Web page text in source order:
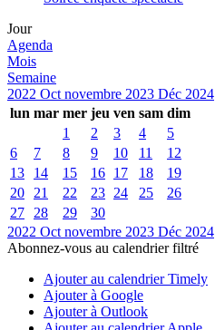
Jour
Agenda
Mois
Semaine
2022 Oct novembre 2023 Déc 2024
lun mar mer jeu ven sam dim
1
2 3 4
5
6
7 8 9 10 11
12
13
14 15 16 17 18
19
20
21 22 23 24 25
26
27
28 29
30
2022 Oct novembre 2023 Déc 2024
Abonnez-vous au calendrier filtré
Ajouter au calendrier Timely
Ajouter à Google
Ajouter à Outlook